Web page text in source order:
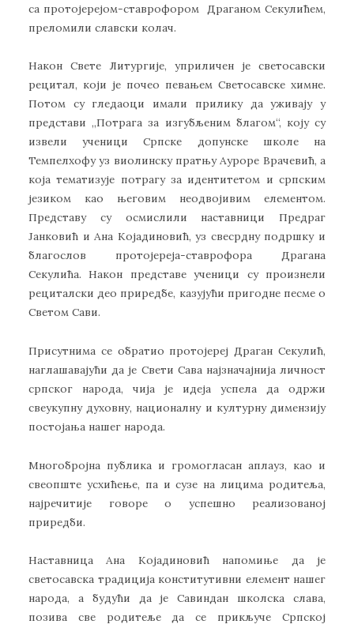
са протојерејом-ставрофором Драганом Секулићем,
преломили славски колач.
Након Свете Литургије, уприличен је светосавски
рецитал, који је почео певањем Светосавске химне.
Потом су гледаоци имали прилику да уживају у
представи ,,Потрага за изгубљеним благом“, коју су
извели ученици Српске допунске школе на
Темпелхофу уз виолинску пратњу Ауроре Врачевић, а
која тематизује потрагу за идентитетом и српским
језиком као његовим неодвојивим елементом.
Представу су осмислили наставници Предраг
Јанковић и Ана Којадиновић, уз свесрдну подршку и
благослов протојереја-ставрофора Драгана
Секулића. Након представе ученици су произнели
рециталски део приредбе, казујући пригодне песме о
Светом Сави.
Присутнима се обратио протојереј Драган Секулић,
наглашавајући да је Свети Сава најзначајнија личност
српског народа, чија је идеја успела да одржи
свеукупну духовну, националну и културну димензију
постојања нашег народа.
Многобројна публика и громогласан аплауз, као и
свеопште усхићење, па и сузе на лицима родитеља,
најречитије говоре о успешно реализованој
приредби.
Наставница Ана Којадиновић напомиње да је
светосавска традиција конститутивни елемент нашег
народа, а будући да је Савиндан школска слава,
позива све родитеље да се прикључе Српској